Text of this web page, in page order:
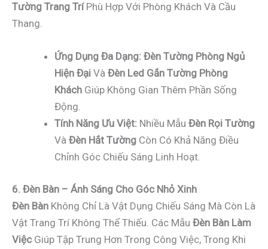
Tường Trang TríPhù Hợp Với Phòng Khách Và Cầu
Thang.
Ứng Dụng Đa Dạng: Đèn Tường Phòng Ngủ
Hiện Đại Và Đèn Led Gắn Tường Phòng
Khách Giúp Không Gian Thêm Phần Sống
Động.
Tính Năng Ưu Việt: Nhiều Mẫu Đèn Rọi Tường
Và Đèn Hắt Tường Còn Có Khả Năng Điều
Chỉnh Góc Chiếu Sáng Linh Hoạt.
6. Đèn Bàn – Ánh Sáng Cho Góc Nhỏ Xinh
Đèn Bàn Không Chỉ Là Vật Dụng Chiếu Sáng Mà Còn Là
Vật Trang Trí Không Thể Thiếu. Các Mẫu Đèn Bàn Làm
Việc Giúp Tập Trung Hơn Trong Công Việc, Trong Khi